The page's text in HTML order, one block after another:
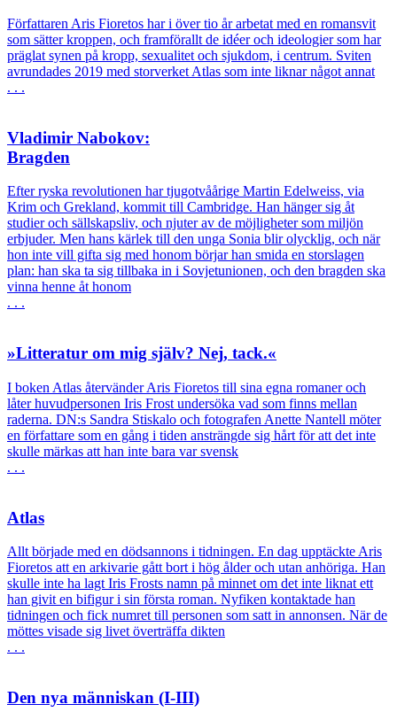
Författaren Aris Fioretos har i över tio år arbetat med en romansvit
som sätter kroppen, och framförallt de idéer och ideologier som har
präglat synen på kropp, sexualitet och sjukdom, i centrum. Sviten
avrundades 2019 med storverket Atlas som inte liknar något annat
. . .
Vladimir Nabokov:
Bragden
Efter ryska revolutionen har tjugotvåårige Martin Edelweiss, via
Krim och Grekland, kommit till Cambridge. Han hänger sig åt
studier och sällskapsliv, och njuter av de möjligheter som miljön
erbjuder. Men hans kärlek till den unga Sonia blir olycklig, och när
hon inte vill gifta sig med honom börjar han smida en storslagen
plan: han ska ta sig tillbaka in i Sovjetunionen, och den bragden ska
vinna henne åt honom
. . .
»Litteratur om mig själv? Nej, tack.«
I boken Atlas återvänder Aris Fioretos till sina egna romaner och
låter huvudpersonen Iris Frost undersöka vad som finns mellan
raderna. DN:s Sandra Stiskalo och fotografen Anette Nantell möter
en författare som en gång i tiden ansträngde sig hårt för att det inte
skulle märkas att han inte bara var svensk
. . .
Atlas
Allt började med en dödsannons i tidningen. En dag upptäckte Aris
Fioretos att en arkivarie gått bort i hög ålder och utan anhöriga. Han
skulle inte ha lagt Iris Frosts namn på minnet om det inte liknat ett
han givit en bifigur i sin första roman. Nyfiken kontaktade han
tidningen och fick numret till personen som satt in annonsen. När de
möttes visade sig livet överträffa dikten
. . .
Den nya människan (I-III)